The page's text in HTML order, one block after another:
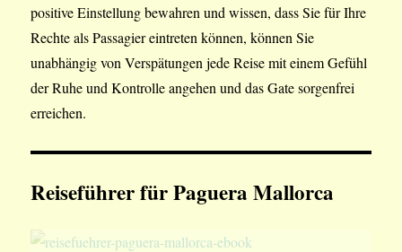
positive Einstellung bewahren und wissen, dass Sie für Ihre
Rechte als Passagier eintreten können, können Sie
unabhängig von Verspätungen jede Reise mit einem Gefühl
der Ruhe und Kontrolle angehen und das Gate sorgenfrei
erreichen.
Reiseführer für Paguera Mallorca